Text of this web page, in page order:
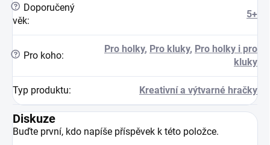
? Doporučený
věk:
5+
? Pro koho:
Pro holky, Pro kluky, Pro holky i pro
kluky
Typ produktu: Kreativní a výtvarné hračky
Diskuze
Buďte první, kdo napíše příspěvek k této položce.